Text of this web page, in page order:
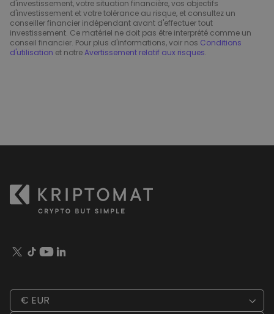
d'investissement, votre situation financière, vos objectifs
d'investissement et votre tolérance au risque, et consultez un
conseiller financier indépendant avant d'effectuer tout
investissement. Ce matériel ne doit pas être interprété comme un
conseil financier. Pour plus d'informations, voir nos Conditions
d'utilisation et notreAvertissement relatif aux risques.
€ EUR